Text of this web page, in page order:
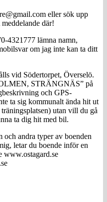
eller sök upp
där!
4321777 lämna namn,
om jag inte kan ta ditt
vid Södertorpet, Överselö.
STRÄNGNÄS” på
och GPS-
ta sig kommunalt ända hit ut
utan vill du gå
ta dig hit med bil.
andra typer av boenden
letar du boende inför en
www.ostagard.se